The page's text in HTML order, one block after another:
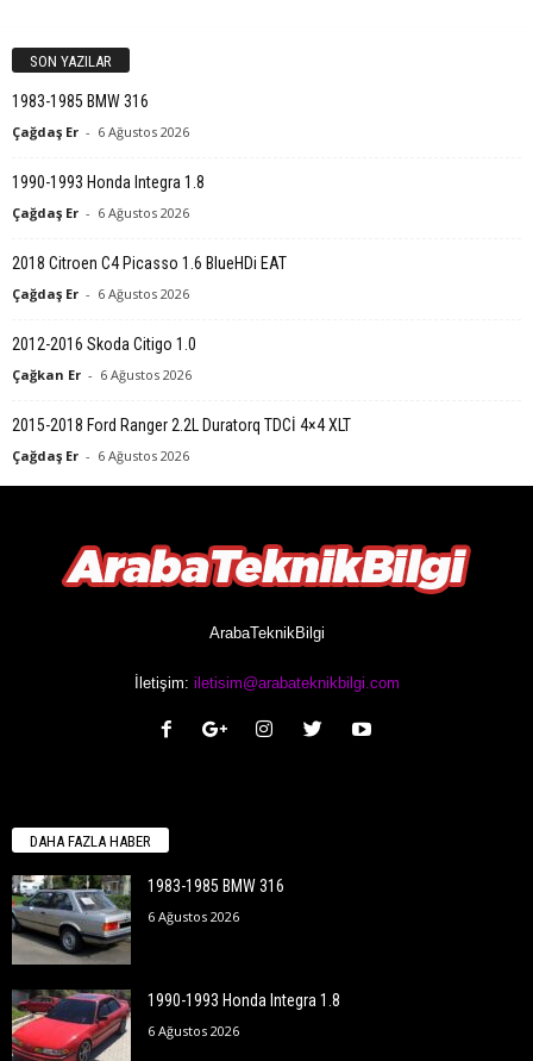
SON YAZILAR
1983-1985 BMW 316
Çağdaş Er - 6 Ağustos 2026
1990-1993 Honda Integra 1.8
Çağdaş Er - 6 Ağustos 2026
2018 Citroen C4 Picasso 1.6 BlueHDi EAT
Çağdaş Er - 6 Ağustos 2026
2012-2016 Skoda Citigo 1.0
Çağkan Er - 6 Ağustos 2026
2015-2018 Ford Ranger 2.2L Duratorq TDCİ 4×4 XLT
Çağdaş Er - 6 Ağustos 2026
ArabaTeknikBilgi
İletişim: iletisim@arabateknikbilgi.com
DAHA FAZLA HABER
1983-1985 BMW 316
6 Ağustos 2026
1990-1993 Honda Integra 1.8
6 Ağustos 2026